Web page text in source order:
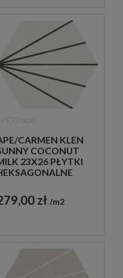
CARMEN KLEN
COCONUT
23X26 PŁYTKI
zł m2